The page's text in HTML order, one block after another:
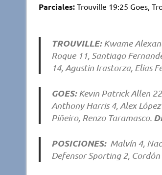
Parciales:Trouville 19:25 Goes,
TROUVILLE:Kwame
Roque 11, Santiago
14, Agustin Irastorza, Elias
GOES:Kevin Patrick Allen
Anthony Harris 4, Alex
Piñeiro, Renzo Taramasco.
POSICIONES:Malvín 4,
Defensor Sporting 2,